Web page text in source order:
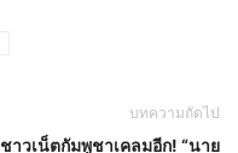
บทความถัดไป
ชาวเน็ตกัมพูชาเคลมอีก! “นาย